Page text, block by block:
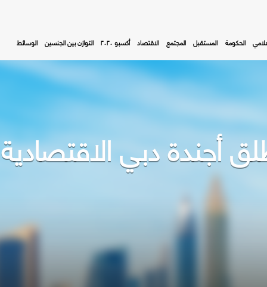
الحكومة المستقبل المجتمع الاقتصاد أكسبو ٢٠٢٠ التوازن بين الجنسين الوسائط
أجندة دبي الاقتصادية